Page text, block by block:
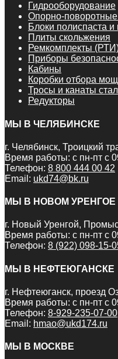
Гидрооборудование
Опорно-
Блоки полиспаста и
Плиты скольжения
Ремкомплекты
Приборы
Кабины
Коробки отбора
Тросы и канаты
Редукторы
МЫ В ЧЕЛЯБИНСКЕ
г. Челябинск, Троицкий
Время работы: с пн-пт с
Телефон: 8 800 444 00 42
Email: ukd74@bk.ru
МЫ В НОВОМ УРЕНГОЕ
г. Новый Уренгой,
Время работы: с пн-пт с
Телефон: 8 (922) 098-15-
МЫ В НЕФТЕЮГАНСКЕ
г. Нефтеюганск, проезд
Время работы: с пн-пт с
Телефон: 8-929-235-07-00
Email: hmao@ukd174.ru
МЫ В МОСКВЕ